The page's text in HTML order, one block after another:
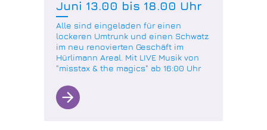
Juni 13.00 bis 18.00 Uhr
Alle sind eingeladen für einen
lockeren Umtrunk und einen Schwatz
im neu renovierten Geschäft im
Hürlimann Areal. Mit LIVE Musik von
"misstax & the magics" ab 16:00 Uhr
arrow_forward